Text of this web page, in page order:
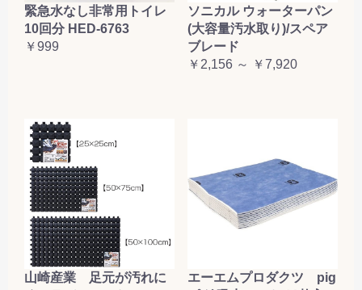
緊急水なし非常用トイレ
10回分 HED-6763
￥999
ソニカル ウォーターパン
(大容量汚水取り)/スペア
ブレード
￥2,156 ～ ￥7,920
山崎産業 足元が汚れに
エーエムプロダクツ pig